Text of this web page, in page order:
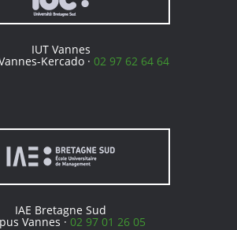
IUT Vannes
Kercado · 02 97 62 64 64
IAE Bretagne Sud
Vannes ·02 97 01 26 05